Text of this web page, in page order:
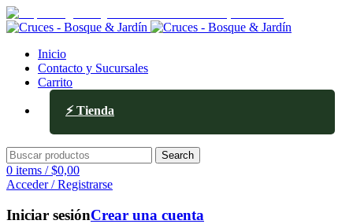
Inicio
Contacto y Sucursales
Carrito
⚡ Tienda
Search
0 items / $0,00
Acceder / Registrarse
Iniciar sesiónCrear una cuenta